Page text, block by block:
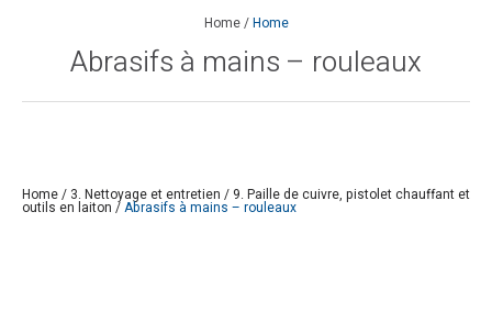
Home/Home
Abrasifs à mains – rouleaux
Home/ 3. Nettoyage et entretien / 9. Paille de cuivre, pistolet chauffant et
outils en laiton /Abrasifs à mains – rouleaux